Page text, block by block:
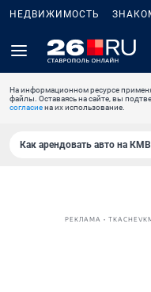
НЕДВИЖИМОСТЬ
На информационном ресурсе
файлы. Оставаясь на сайте, вы
согласиена их использование.
Как арендовать авто на
РЕКЛАМА •